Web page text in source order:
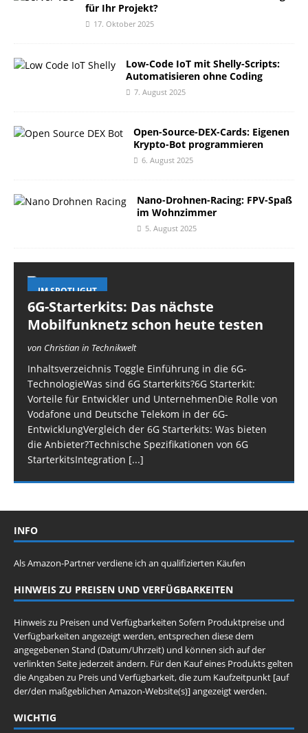
für Ihr Projekt?
17. Oktober 2025
Low-Code IoT mit Shelly-Scripts:
Automatisieren ohne Coding
7. August 2025
Open-Source-DEX-Cards: Eigenen
Krypto-Bot programmieren
6. August 2025
Nano-Drohnen-Racing: FPV-Spaß
im Wohnzimmer
5. August 2025
IM SPOTLIGHT
6G-Starterkits: Das nächste
Mobilfunknetz schon heute testen
von Christian in Technikwelt
Inhaltsverzeichnis Toggle Einführung in die 6G-
TechnologieWas sind 6G Starterkits?6G Starterkit:
Vorteile für Entwickler und UnternehmenDie Rolle von
Vodafone und Deutsche Telekom in der 6G-
EntwicklungVergleich der 6G Starterkits: Was bieten
die Anbieter?Technische Spezifikationen von 6G
StarterkitsIntegration [...]
INFO
Als Amazon-Partner verdiene ich an qualifizierten Käufen
HINWEIS ZU PREISEN UND VERFÜGBARKEITEN
Hinweis zu Preisen und Verfügbarkeiten Sofern Produktpreise und
Verfügbarkeiten angezeigt werden, entsprechen diese dem
angegebenen Stand (Datum/Uhrzeit) und können sich auf der
verlinkten Seite jederzeit ändern. Für den Kauf eines Produkts gelten
die Angaben zu Preis und Verfügbarkeit, die zum Kaufzeitpunkt [auf
der/den maßgeblichen Amazon-Website(s)] angezeigt werden.
WICHTIG